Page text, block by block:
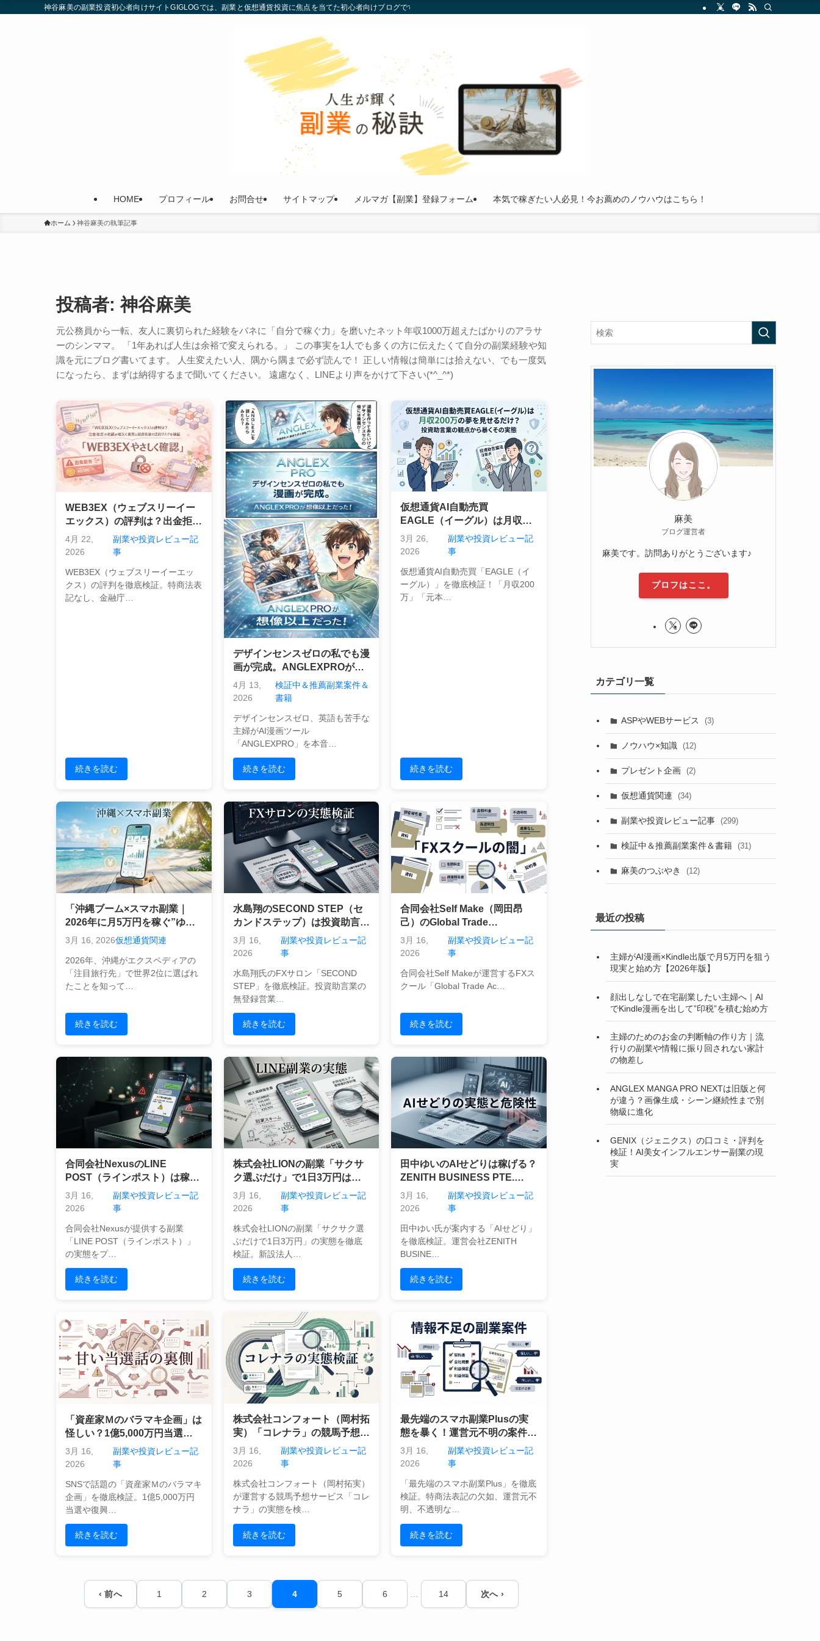
神谷麻美の副業投資初心者向けサイトGIGLOGでは、副業と仮想通貨投資に焦点を当てた初心者向けブログです。投資の基礎から最新トレンドまでを分かりやすく解説し、読者が副業投資の世界で成功を収めるための実践的アドバイ
HOME プロフィール お問合せ サイトマップ メルマガ【副業】登録フォーム 本気で稼ぎたい人必見！今お薦めのノウハウはこちら！
ホーム 神谷麻美の執筆記事
投稿者:神谷麻美
元公務員から一転、友人に裏切られた経験をバネに「自分で稼ぐ力」を磨いたネット年収1000万超えたばかりのアラサ
ーのシンママ。 「1年あれば人生は余裕で変えられる。」 この事実を1人でも多くの方に伝えたくて自分の副業経験や知
識を元にブログ書いてます。 人生変えたい人、隅から隅まで必ず読んで！ 正しい情報は簡単には拾えない、でも一度気
になったら、まずは納得するまで聞いてください。 遠慮なく、LINEより声をかけて下さい(*^_^*)
WEB3EX（ウェブスリーイー
エックス）の評判は？出金拒否
の相談が相次ぐ実態と投資助言
の法的リスクを検証
4月 22,
2026
副業や投資レビュー記
事
WEB3EX（ウェブスリーイーエッ
クス）の評判を徹底検証。特商法表
記なし、金融庁…
続きを読む
デザインセンスゼロの私でも漫
画が完成。ANGLEXPROが想
像以上だった
4月 13,
2026
検証中＆推薦副業案件＆
書籍
デザインセンスゼロ、英語も苦手な
主婦がAI漫画ツール
「ANGLEXPRO」を本音…
続きを読む
仮想通貨AI自動売買
EAGLE（イーグル）は月収
200万の夢を見せるだけ？投資
助言業の観点から暴くその実態
3月 26,
2026
副業や投資レビュー記
事
仮想通貨AI自動売買「EAGLE（イ
ーグル）」を徹底検証！「月収200
万」「元本…
続きを読む
「沖縄ブーム×スマホ副業｜
2026年に月5万円を稼ぐ”ゆる
ふわ”な始め方」
3月 16, 2026仮想通貨関連
2026年、沖縄がエクスペディアの
「注目旅行先」で世界2位に選ばれ
たことを知って…
続きを読む
水島翔のSECOND STEP（セ
カンドステップ）は投資助言法
違反？FXサロンの実態と口コ
ミをプロ目線で徹底検証
3月 16,
2026
副業や投資レビュー記
事
水島翔氏のFXサロン「SECOND
STEP」を徹底検証。投資助言業の
無登録営業…
続きを読む
合同会社Self Make（岡田昂
己）のGlobal Trade
Academy（GTA）は怪しい？
投資助言の観点からFXスクー
3月 16,
2026
副業や投資レビュー記
事
合同会社Self Makeが運営するFXス
クール「Global Trade Ac…
続きを読む
合同会社NexusのLINE
POST（ラインポスト）は稼げ
る？実態とリスクをプロの視点
で徹底検証
3月 16,
2026
副業や投資レビュー記
事
合同会社Nexusが提供する副業
「LINE POST（ラインポスト）」
の実態をプ…
続きを読む
株式会社LIONの副業「サクサ
ク選ぶだけ」で1日3万円は現
実的？運営実態とビジネスモデ
ルの矛盾を徹底検証
3月 16,
2026
副業や投資レビュー記
事
株式会社LIONの副業「サクサク選
ぶだけで1日3万円」の実態を徹底
検証。新設法人…
続きを読む
田中ゆいのAIせどりは稼げる？
ZENITH BUSINESS PTE.
LTD.（NOVA STRATEGY）の
実態と高額ローンの危険性
3月 16,
2026
副業や投資レビュー記
事
田中ゆい氏が案内する「AIせどり」
を徹底検証。運営会社ZENITH
BUSINE…
続きを読む
「資産家Ｍのバラマキ企画」は
怪しい？1億5,000万円当選の
甘い罠と復興支援を騙る手口を
プロが徹底検証
3月 16,
2026
副業や投資レビュー記
事
SNSで話題の「資産家Ｍのバラマキ
企画」を徹底検証。1億5,000万円
当選や復興…
続きを読む
株式会社コンフォート（岡村拓
実）「コレナラ」の競馬予想。
稼げると信じる前に知るべき法
的リスクと実態
3月 16,
2026
副業や投資レビュー記
事
株式会社コンフォート（岡村拓実）
が運営する競馬予想サービス「コレ
ナラ」の実態を検…
続きを読む
最先端のスマホ副業Plusの実
態を暴く！運営元不明の案件に
潜むリスクと収益性の矛盾
3月 16,
2026
副業や投資レビュー記
事
「最先端のスマホ副業Plus」を徹底
検証。特商法表記の欠如、運営元不
明、不透明な…
続きを読む
‹ 前へ 1 2 3 4 5 6 14 次へ ›
麻美
ブログ運営者
麻美です。訪問ありがとうございます♪
プロフはここ。
カテゴリ一覧
ASPやWEBサービス (3)
ノウハウ×知識 (12)
プレゼント企画 (2)
仮想通貨関連 (34)
副業や投資レビュー記事 (299)
検証中＆推薦副業案件＆書籍 (31)
麻美のつぶやき (12)
最近の投稿
主婦がAI漫画×Kindle出版で月5万円を狙う
現実と始め方【2026年版】
顔出しなしで在宅副業したい主婦へ｜AI
でKindle漫画を出して”印税”を積む始め方
主婦のためのお金の判断軸の作り方｜流
行りの副業や情報に振り回されない家計
の物差し
ANGLEX MANGA PRO NEXTは旧版と何
が違う？画像生成・シーン継続性まで別
物級に進化
GENIX（ジェニクス）の口コミ・評判を
検証！AI美女インフルエンサー副業の現
実